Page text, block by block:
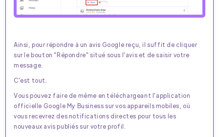
Ainsi, pour répondre à un avis Google reçu, il suffit de cliquer
sur le bouton "Répondre" situé sous l'avis et de saisir votre
message.
C'est tout.
Vous pouvez faire de même en téléchargeant l'application
officielle Google My Business sur vos appareils mobiles, où
vous recevrez des notifications directes pour tous les
nouveaux avis publiés sur votre profil.